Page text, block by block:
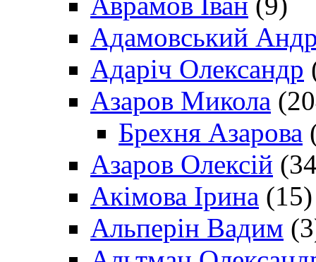
Адамовський
Адаріч Олександр
Азаров Микола
Брехня Азарова
Азаров Олексій
Акімова Ірина (15)
Альперін Вадим